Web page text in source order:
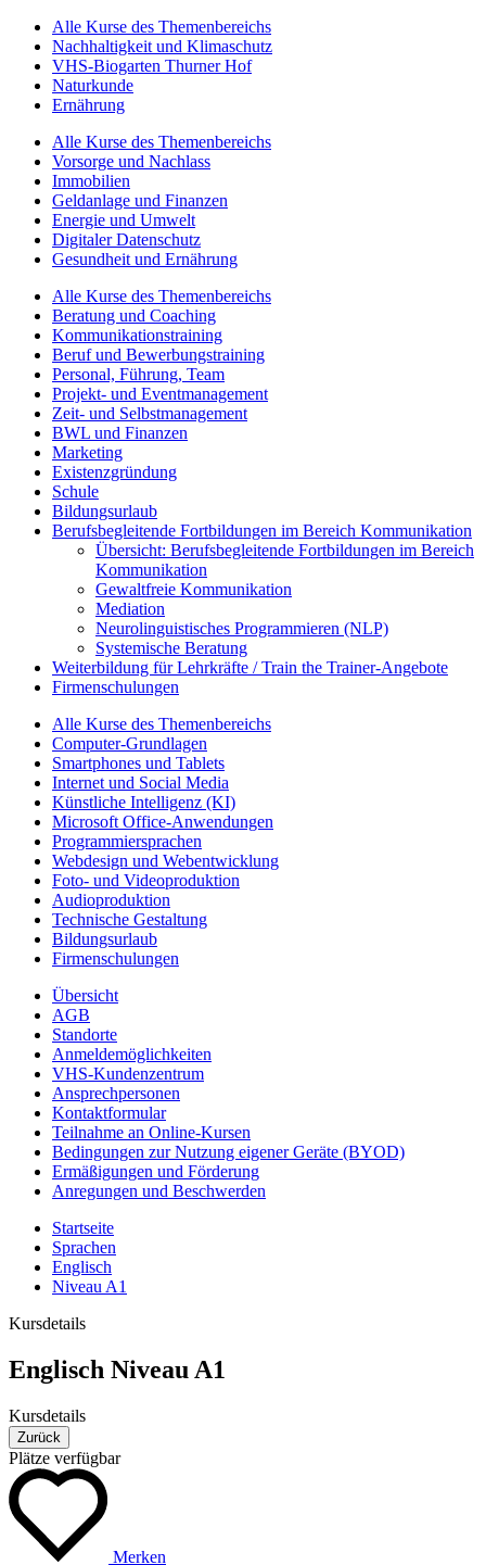
Alle Kurse des Themenbereichs
Nachhaltigkeit und Klimaschutz
VHS-Biogarten Thurner Hof
Naturkunde
Ernährung
Alle Kurse des Themenbereichs
Vorsorge und Nachlass
Immobilien
Geldanlage und Finanzen
Energie und Umwelt
Digitaler Datenschutz
Gesundheit und Ernährung
Alle Kurse des Themenbereichs
Beratung und Coaching
Kommunikationstraining
Beruf und Bewerbungstraining
Personal, Führung, Team
Projekt- und Eventmanagement
Zeit- und Selbstmanagement
BWL und Finanzen
Marketing
Existenzgründung
Schule
Bildungsurlaub
Berufsbegleitende Fortbildungen im Bereich Kommunikation
Übersicht: Berufsbegleitende Fortbildungen im Bereich
Kommunikation
Gewaltfreie Kommunikation
Mediation
Neurolinguistisches Programmieren (NLP)
Systemische Beratung
Weiterbildung für Lehrkräfte / Train the Trainer-Angebote
Firmenschulungen
Alle Kurse des Themenbereichs
Computer-Grundlagen
Smartphones und Tablets
Internet und Social Media
Künstliche Intelligenz (KI)
Microsoft Office-Anwendungen
Programmiersprachen
Webdesign und Webentwicklung
Foto- und Videoproduktion
Audioproduktion
Technische Gestaltung
Bildungsurlaub
Firmenschulungen
Übersicht
AGB
Standorte
Anmeldemöglichkeiten
VHS-Kundenzentrum
Ansprechpersonen
Kontaktformular
Teilnahme an Online-Kursen
Bedingungen zur Nutzung eigener Geräte (BYOD)
Ermäßigungen und Förderung
Anregungen und Beschwerden
Startseite
Sprachen
Englisch
Niveau A1
Kursdetails
Englisch Niveau A1
Kursdetails
Zurück
Plätze verfügbar
Merken